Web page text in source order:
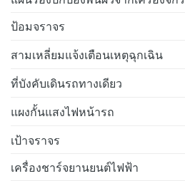
ป้อมจราจร
สามเหลี่ยมแจ้งเตือนเหตุฉุกเฉิน
ที่บังคับเดินรถทางเดียว
แผงกั้นแสงไฟหน้ารถ
เป้าจราจร
เครื่องชาร์จยานยนต์ไฟฟ้า